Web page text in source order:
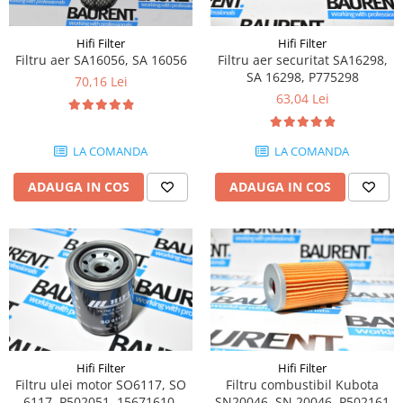
Punti - axe
Diverse piese transmisie
Piese ambreiaj
Angrenaje transmisie
Convertizoare
Cruce cardan
Disc frictiune
Roti teren accidentat
Roti non-marking
Piulite roata
Butuc roata
Janta
Roata transpaleta
Piese motor Yanmar
Piese Fiat
Piese Snorkel
Piese John Deere
Piese utilaje Fendt
Piese Dana Spicer
Filtre Hifi
Piese Skyjack
Piese Bobcat
Piese Hyster
Hifi Filter
Filtru aer SA16056, SA 16056
70,16 Lei
LA COMANDA
ADAUGA IN COS
Hifi Filter
Filtru aer securitat SA16298,
SA 16298, P775298
63,04 Lei
LA COMANDA
ADAUGA IN COS
Hifi Filter
Filtru ulei motor SO6117, SO
Hifi Filter
Filtru combustibil Kubota